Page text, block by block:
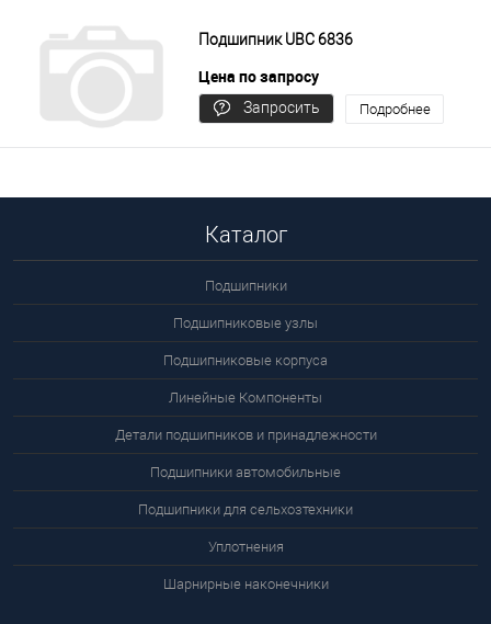
Подшипник UBC 6836
Цена по запросу
Запросить
Подробнее
Каталог
Подшипники
Подшипниковые узлы
Подшипниковые корпуса
Линейные Компоненты
Детали подшипников и принадлежности
Подшипники автомобильные
Подшипники для сельхозтехники
Уплотнения
Шарнирные наконечники